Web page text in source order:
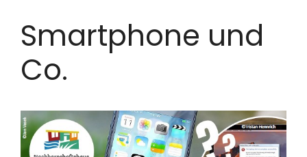
Smartphone und
Co.